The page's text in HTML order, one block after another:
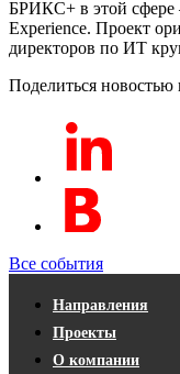
БРИКС+ в этой сфере
Experience. Проект
директоров по ИТ
Поделиться новостью
Все события
Направления
Проекты
О компании